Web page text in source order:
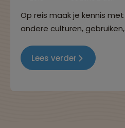
Op reis maak je kennis met
andere culturen, gebruiken,
geheel onbelangrijk: de
nationale cocktails! In dit
Lees verder